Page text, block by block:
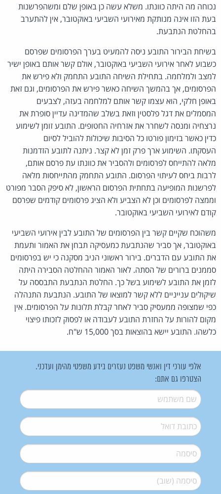
נכוחה מה היתה כוונתו. משלא עשה כן באופן שלם ומשהפרשנות
בעת הזו אינה מנותקת מאירועי השביעי באוקטובר, אין להתערב
בהחלטת הנתבעת.
בשיחת הבירור התובע ניסה להמעיט בערך הפרסומים שפרסם
כשבוע לאחר אירועי השביעי באוקטובר, אולם קשר אותם באופן ישיר
למצב ולמלחמה. בתחילת השיחה התובע התחמק ולא פירש את
הפרסומים, אך בהמשך השיחה כאשר פירש את הפרסומים, וגם זאת
באופן חלקי, הוא עצמו קשר אותם למלחמה בעזה, לצבעים
המסמלים את דגל פלסטין וזאת בשלב שהמדינה עדיין סופרת את
נרצחיה ומנסה לשחרר את אזרחיה החטופים. התובע זומן לשימוע
כדין כאשר בזימון פורטו כל הסיבות שיכולות להוביל לסיום
העסקתו. השימוע ארך פרק זמן לא קצר. ניתנה לתובע הזדמנות
מלאה להתייחס לפרסומים ולהסביר את כוונתו עת פרסם אותם,
לרבות ביחס לעיתוי הפרסום. התובע התחמק מהתייחסות מלאה
לפרשנות המופיעה בתחתית הפרסום הראשון, לא סיפק הסבר מפורט
וממצה לפרסומים וכן לא הצביע ולא הציג פרסומים קודמים שפרסם
קודם לאירועי השביעי באוקטובר.
משהוכח שקיים קשר בין הפרסומים של התובע לבין אירועי השביעי
באוקטובר, אך סביר שהנתבעת כמעסיקה תבחן את האמור ותעמת
את התובע עם הדברים. בירור ראשוני הניב מסקנה כי יש בפרסומים
סממנים ברורים של הסתה. לאור האמור ההחלטה הסבירה היתה
לזמן את התובע לשימוע בשל כך. החלטת הנתבעת התבססה על
שיקולים ענייניים ללא קשר למוצאו של התובע. הנתבעת התנהלה
כפי שמצופה ממעסיק סביר לאחר קבלת תלונות על הפרסומים. אין
מקום להורות על החזרת התובע לעבודה או לפסוק לזכותו פיצוי
כלשהו. התובע יישא בהוצאות בסך 15,000 ש"ח.
אלפי עורכי דין ואנשי משפט נעזרים בידע משפטי מהימן ועדכני.
הצטרפו גם אתם:
שם משתמש*
דואל*
סיסמה*
סיסמה (שוב)*